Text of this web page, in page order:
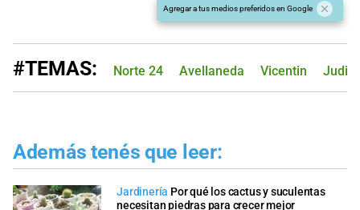
Agregar a tus medios preferidos en Google
#TEMAS: Norte 24 Avellaneda Vicentin
Además tenés que leer:
Jardinería Por qué los cactus y suculentas
necesitan piedras para crecer mejor